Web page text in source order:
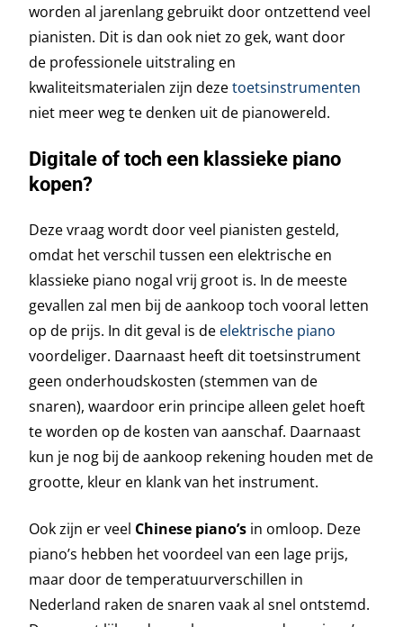
worden al jarenlang gebruikt door ontzettend veel
pianisten. Dit is dan ook niet zo gek, want door
de professionele uitstraling en
kwaliteitsmaterialen zijn dezetoetsinstrumenten
niet meer weg te denken uit de pianowereld.
Digitale of toch een klassieke piano
kopen?
Deze vraag wordt door veel pianisten gesteld,
omdat het verschil tussen een elektrische en
klassieke piano nogal vrij groot is. In de meeste
gevallen zal men bij de aankoop toch vooral letten
op de prijs. In dit geval is de elektrische piano
voordeliger. Daarnaast heeft dit toetsinstrument
geen onderhoudskosten (stemmen van de
snaren), waardoor erin principe alleen gelet hoeft
te worden op de kosten van aanschaf. Daarnaast
kun je nog bij de aankoop rekening houden met de
grootte, kleur en klank van het instrument.
Ook zijn er veel Chinese piano’s in omloop. Deze
piano’s hebben het voordeel van een lage prijs,
maar door de temperatuurverschillen in
Nederland raken de snaren vaak al snel ontstemd.